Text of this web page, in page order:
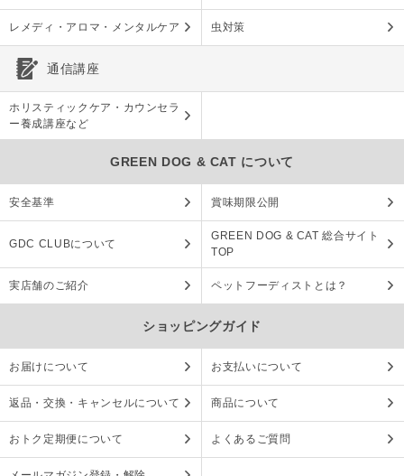
レメディ・アロマ・メンタルケア 虫対策
通信講座
ホリスティックケア・カウンセラ
ー養成講座など
GREEN DOG & CAT について
安全基準 賞味期限公開
GDC CLUBについて
GREEN DOG & CAT 総合サイト
TOP
実店舗のご紹介 ペットフーディストとは？
ショッピングガイド
お届けについて お支払いについて
返品・交換・キャンセルについて 商品について
おトク定期便について よくあるご質問